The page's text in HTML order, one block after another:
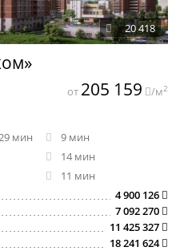
20 418
мин
9 мин
14 мин
11 мин
4 900 126
7 092 270
11 425 327
18 241 624
от 205 159 /м2